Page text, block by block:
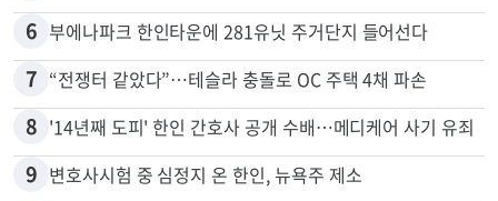
6 부에나파크 한인타운에 281유닛 주거단지 들어선다
7 “전쟁터 같았다”…테슬라 충돌로 OC 주택 4채 파손
8 '14년째 도피' 한인 간호사 공개 수배…메디케어 사기 유죄
9 변호사시험 중 심정지 온 한인, 뉴욕주 제소